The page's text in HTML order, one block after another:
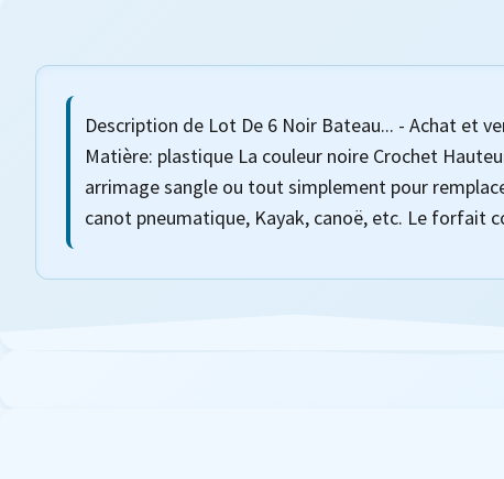
Description de Lot De 6 Noir Bateau... - Achat et
Matière: plastique La couleur noire Crochet
arrimage sangle ou tout simplement pour
canot pneumatique, Kayak, canoë, etc. Le forfait